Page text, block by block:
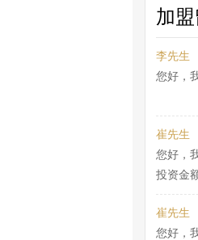
加
投资金
李先生
您好，
崔先生
您好，
投资金
崔先生
您好，